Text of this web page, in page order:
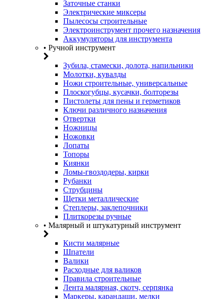
Заточные станки
Электрические миксеры
Пылесосы строительные
Электроинструмент прочего назначения
Аккумуляторы для инструмента
• Ручной инструмент
Зубила, стамески, долота, напильники
Молотки, кувалды
Ножи строительные, универсальные
Плоскогубцы, кусачки, болторезы
Пистолеты для пены и герметиков
Ключи различного назначения
Отвертки
Ножницы
Ножовки
Лопаты
Топоры
Киянки
Ломы-гвоздодеры, кирки
Рубанки
Струбцины
Щетки металлические
Степлеры, заклепочники
Плиткорезы ручные
• Малярный и штукатурный инструмент
Кисти малярные
Шпатели
Валики
Расходные для валиков
Правила строительные
Лента малярная, скотч, серпянка
Маркеры, карандаши, мелки